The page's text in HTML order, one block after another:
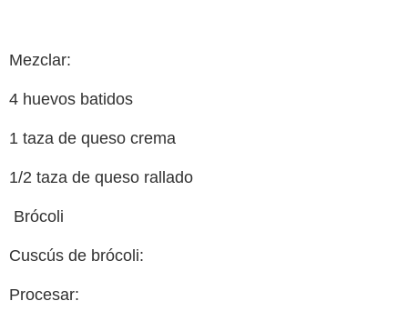
Mezclar:
4 huevos batidos
1 taza de queso crema
1/2 taza de queso rallado
Brócoli
Cuscús de brócoli:
Procesar: